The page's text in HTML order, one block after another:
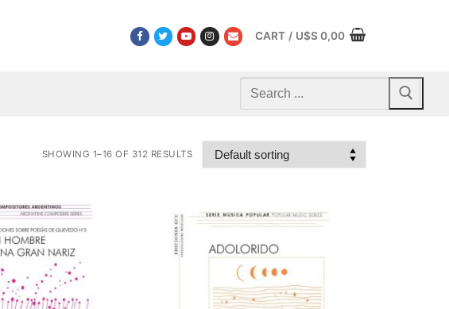
CART / U$S 0,00
Search
SHOWING 1–16 OF 312 RESULTS